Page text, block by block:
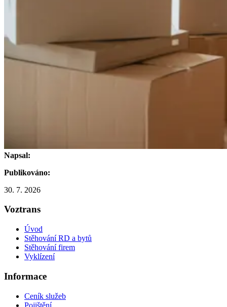
Napsal:
Publikováno:
30. 7. 2026
Voztrans
Úvod
Stěhování RD a bytů
Stěhování firem
Vyklízení
Informace
Ceník služeb
Pojištění